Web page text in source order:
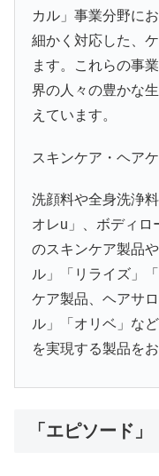
カル」事業分野に
細かく対応した、
ます。これらの事
界の人々の豊かな
えています。
スキンケア・ヘア
洗顔料や全身洗浄
オレu」、ボディロ
のスキンケア製品
ル」「リライズ」
ケア製品、ヘアサ
ル」「オリベ」な
を実現する製品を
「エピソード」